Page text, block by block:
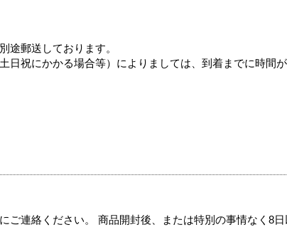
途郵送しております。
日祝にかかる場合等）によりましては、到着までに時間
ご連絡ください。 商品開封後、または特別の事情なく8日